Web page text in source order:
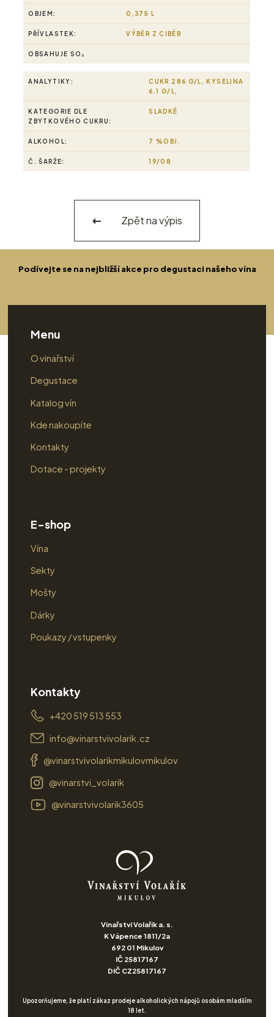
OBJEM: 0,375 L
PŘÍVLASTEK: VÝBĚR Z CIBÉB
OBSAHUJE SO₂
ANALYTIKY:
CUKR 286 G/L, KYSELINA
6.1 G/L,
KATEGORIE DLE
ZBYTKOVÉHO CUKRU:
SLADKÉ
ALKOHOL: 7 %OBJ.
Č. ŠARŽE: 19/08
Zpět na výpis
Podívejte se na nejbližší akce pro degustaci našeho vína
Menu
O vinařství
Degustace
Katalog vín
Kde nakoupíte
Kontakty
Dotace - projekty
E-shop
Vína
Sekty
Mošty
Dárky
Poukazy / vstupenky
Kontakty
+420 519 513 553
info@vinarstvivolarik.cz
@vinarstvivolarikmikulovmikulov
@vinarstvi_volarik
@vinarstvivolarik3605
Vinařství Volařík a. s.
K Vápence 1811/2a
692 01 Mikulov
IČ 25817167
DIČ CZ25817167
Upozorňujeme, že platí zákaz prodeje alkoholických nápojů osobám mladším
18 let.